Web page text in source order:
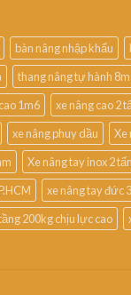
bàn nâng nhập khẩu
thang nâng tự hành 8m
1m6 xe nâng cao 2
xe nâng phuy dầu Xe
Xe nâng tay inox 2 tấn
xe nâng tay đức
200kg chịu lực cao